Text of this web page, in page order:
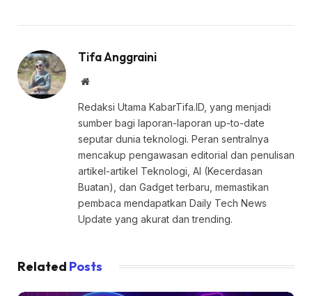
Tifa Anggraini
Website
Redaksi Utama KabarTifa.ID, yang menjadi
sumber bagi laporan-laporan up-to-date
seputar dunia teknologi. Peran sentralnya
mencakup pengawasan editorial dan penulisan
artikel-artikel Teknologi, AI (Kecerdasan
Buatan), dan Gadget terbaru, memastikan
pembaca mendapatkan Daily Tech News
Update yang akurat dan trending.
Related Posts